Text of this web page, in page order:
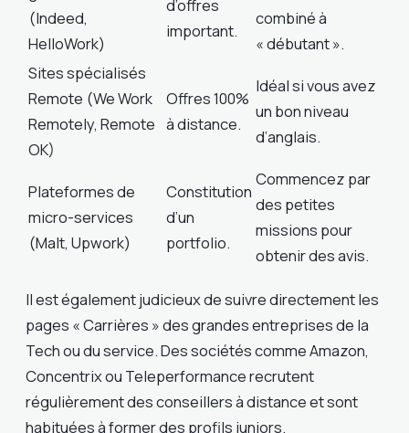
(Indeed,
HelloWork)
d’offres
important.
combiné à
« débutant ».
Sites spécialisés
Remote (We Work
Remotely, Remote
OK)
Offres 100%
à distance.
Idéal si vous avez
un bon niveau
d’anglais.
Plateformes de
micro-services
(Malt, Upwork)
Constitution
d’un
portfolio.
Commencez par
des petites
missions pour
obtenir des avis.
Il est également judicieux de suivre directement les
pages « Carrières » des grandes entreprises de la
Tech ou du service. Des sociétés comme Amazon,
Concentrix ou Teleperformance recrutent
régulièrement des conseillers à distance et sont
habituées à former des profils juniors.